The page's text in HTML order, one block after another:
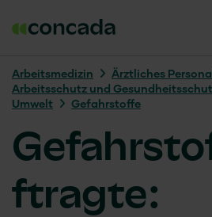
Arbeits­medizin
Ärztliches Personal
Arbeitsschutz und
Umwelt
Gefahrstoffe
ftragte: